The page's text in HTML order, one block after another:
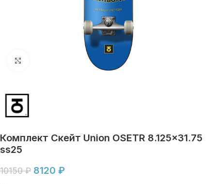
Комплект Скейт Union OSETR 8.125×31.75
ss25
10150₽ 8120 ₽